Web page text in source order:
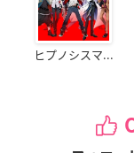
ヒプノシスマ...